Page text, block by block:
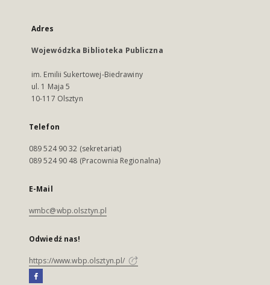
Adres
Wojewódzka Biblioteka Publiczna
im. Emilii Sukertowej-Biedrawiny
ul. 1 Maja 5
10-117 Olsztyn
Telefon
089 524 90 32 (sekretariat)
089 524 90 48 (Pracownia Regionalna)
E-Mail
wmbc@wbp.olsztyn.pl
Odwiedź nas!
https://www.wbp.olsztyn.pl/